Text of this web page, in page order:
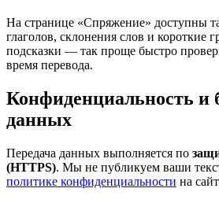
На странице «Спряжение» доступны
глаголов, склонения слов и короткие
подсказки — так проще быстро
время перевода.
Конфиденциальность и
данных
Передача данных выполняется по
(HTTPS). Мы не публикуем ваши
политике конфиденциальности на